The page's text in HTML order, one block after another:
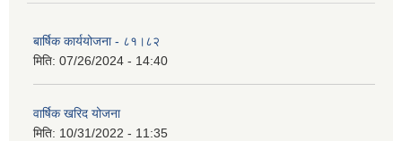
बार्षिक कार्ययोजना - ८१।८२
मिति: 07/26/2024 - 14:40
वार्षिक खरिद योजना
मिति: 10/31/2022 - 11:35